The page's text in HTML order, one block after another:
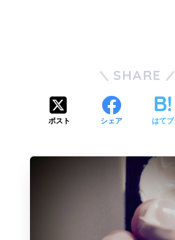
SHARE
ポスト シェア はてブ